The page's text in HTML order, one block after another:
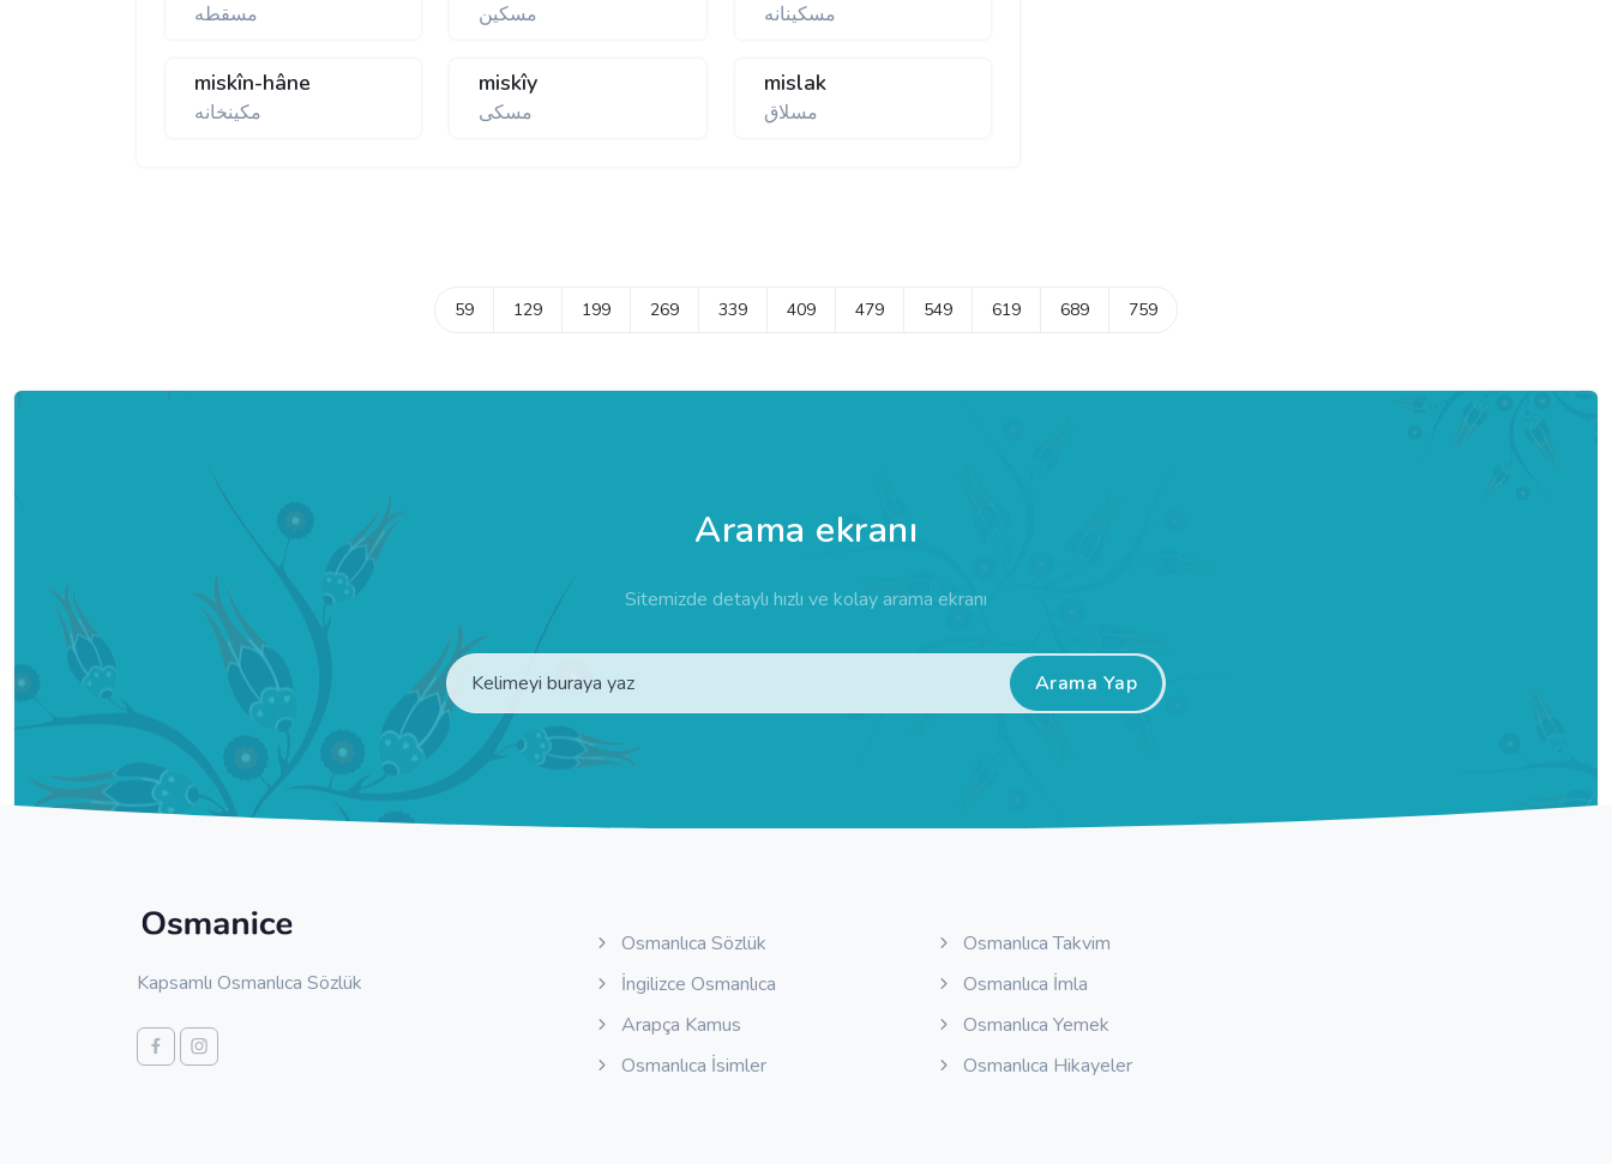
مسقطه مسكين مسكينانه
miskîn-hâne
مكينخانه
miskîy
مسكی
mislak
مسلاق
59 129 199 269 339 409 479 549 619 689 759
Arama ekranı
Sitemizde detaylı hızlı ve kolay arama ekranı
Arama Yap
Kapsamlı Osmanlıca Sözlük
Osmanlıca Sözlük
İngilizce Osmanlıca
Arapça Kamus
Osmanlıca İsimler
Osmanlıca Takvim
Osmanlıca İmla
Osmanlıca Yemek
Osmanlıca Hikayeler